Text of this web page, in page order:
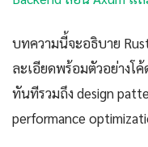
บทความนี้จะอธิบาย Rust
ละเอียดพร้อมตัวอย่างโ
ทันทีรวมถึง design
performance